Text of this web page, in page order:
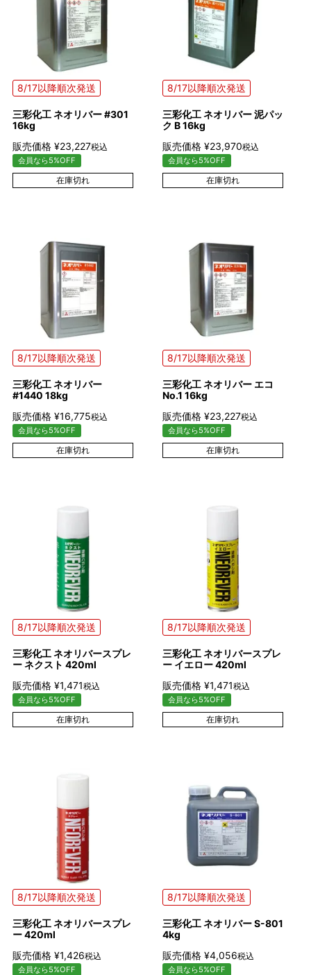
8/17以降順次発送
三彩化工 ネオリバー #301
16kg
販売価格 ¥23,227税込
会員なら5%OFF
在庫切れ
8/17以降順次発送
三彩化工 ネオリバー 泥パッ
ク B 16kg
販売価格 ¥23,970税込
会員なら5%OFF
在庫切れ
8/17以降順次発送
三彩化工 ネオリバー
#1440 18kg
販売価格 ¥16,775税込
会員なら5%OFF
在庫切れ
8/17以降順次発送
三彩化工 ネオリバー エコ
No.1 16kg
販売価格 ¥23,227税込
会員なら5%OFF
在庫切れ
8/17以降順次発送
三彩化工 ネオリバースプレ
ー ネクスト 420ml
販売価格 ¥1,471税込
会員なら5%OFF
在庫切れ
8/17以降順次発送
三彩化工 ネオリバースプレ
ー イエロー 420ml
販売価格 ¥1,471税込
会員なら5%OFF
在庫切れ
8/17以降順次発送
三彩化工 ネオリバースプレ
ー 420ml
販売価格 ¥1,426税込
会員なら5%OFF
8/17以降順次発送
三彩化工 ネオリバー S-801
4kg
販売価格 ¥4,056税込
会員なら5%OFF